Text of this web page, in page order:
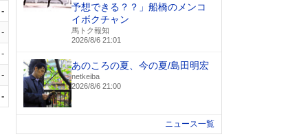
-
-
-
-
-
予想できる？？」船橋のメンコ
イボクチャン
馬トク報知
2026/8/6 21:01
あのころの夏、今の夏/島田明宏
netkeiba
2026/8/6 21:00
ニュース一覧